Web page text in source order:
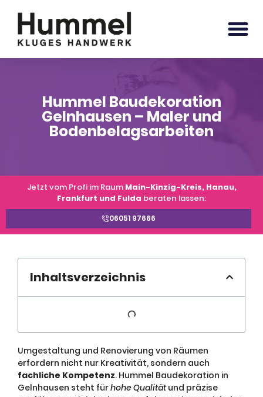
Hummel Baudekoration
Gelnhausen – Maler und
Bodenbelagsarbeiten
Jetzt vom Profi im Raum Main-Kinzig-Kreis, Hanau,
Frankfurt und Fulda beraten lassen:
06051 97666
Inhaltsverzeichnis
Umgestaltung und Renovierung von Räumen
erfordern nicht nur Kreativität, sondern auch
fachliche Kompetenz. Hummel Baudekoration in
Gelnhausen steht fürhohe Qualitätund präzise